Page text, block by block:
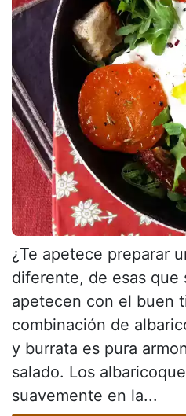
¿Te apetece preparar
diferente, de esas que
apetecen con el buen
combinación de
y burrata es pura
salado. Los
suavemente en la...